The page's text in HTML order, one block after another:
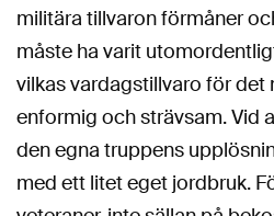
militära tillvaron förmåner
måste ha varit
vilkas vardagstillvaro för det
enformig och strävsam. Vid
den egna truppens
med ett litet eget jordbruk.